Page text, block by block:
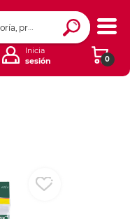
0
Inicia
sesión
Ingresar Codigo